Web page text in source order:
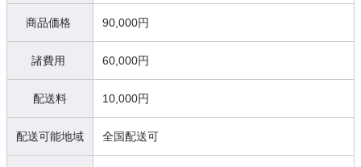
商品価格 90,000円
諸費用 60,000円
配送料 10,000円
配送可能地域 全国配送可